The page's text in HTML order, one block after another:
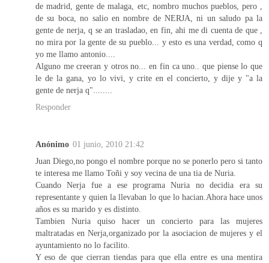
de madrid, gente de malaga, etc, nombro muchos pueblos, pero ,
de su boca, no salio en nombre de NERJA, ni un saludo pa la
gente de nerja, q se an trasladao, en fin, ahi me di cuenta de que ,
no mira por la gente de su pueblo... y esto es una verdad, como q
yo me llamo antonio....
Alguno me creeran y otros no... en fin ca uno.. que piense lo que
le de la gana, yo lo vivi, y crite en el concierto, y dije y "a la
gente de nerja q"........
Responder
Anónimo 01 junio, 2010 21:42
Juan Diego,no pongo el nombre porque no se ponerlo pero si tanto
te interesa me llamo Toñi y soy vecina de una tia de Nuria.
Cuando Nerja fue a ese programa Nuria no decidia era su
representante y quien la llevaban lo que lo hacian.Ahora hace unos
años es su marido y es distinto.
Tambien Nuria quiso hacer un concierto para las mujeres
maltratadas en Nerja,organizado por la asociacion de mujeres y el
ayuntamiento no lo facilito.
Y eso de que cierran tiendas para que ella entre es una mentira